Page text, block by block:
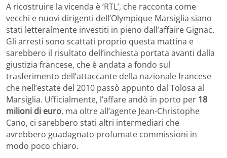
A ricostruire la vicenda è ‘RTL’, che racconta come
vecchi e nuovi dirigenti dell’Olympique Marsiglia siano
stati letteralmente investiti in pieno dall’affaire Gignac.
Gli arresti sono scattati proprio questa mattina e
sarebbero il risultato dell’inchiesta portata avanti dalla
giustizia francese, che è andata a fondo sul
trasferimento dell’attaccante della nazionale francese
che nell’estate del 2010 passò appunto dal Tolosa al
Marsiglia. Ufficialmente, l’affare andò in porto per 18
milioni di euro, ma oltre all’agente Jean-Christophe
Cano, ci sarebbero stati altri intermediari che
avrebbero guadagnato profumate commissioni in
modo poco chiaro.